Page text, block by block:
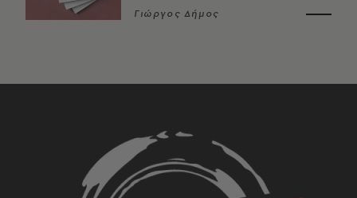
Γιώργος Δήμος